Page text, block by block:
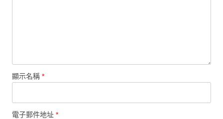
顯示名稱 *
電子郵件地址 *